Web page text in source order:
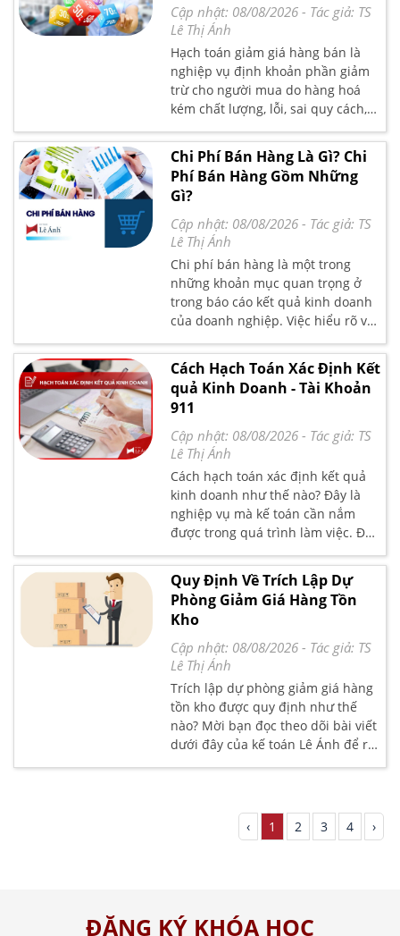
phiếu xuất kho và tổng hợp phiếu
xuất kho mới nhất
Cập nhật: 08/08/2026 - Tác giả: TS
Lê Thị Ánh
Hạch toán giảm giá hàng bán là
nghiệp vụ định khoản phần giảm
trừ cho người mua do hàng hoá
kém chất lượng, lỗi, sai quy cách,
không phù hợp với thị hiếu người
tiêu dùng,...Đây là một khoản làm
giảm trừ doanh thu của doanh
nghiệp và cuối mỗi kỳ kế toán sẽ
được chuyển sang tài khoản doanh
thu bán hàng để tính doanh thu
thuần trong kỳ kinh doanh. Vậy
hạch toán giảm giá hàng bán như
thế nào? Tài khoản nào phản ánh
nghiệp vụ này? Hãy cùng Kế Toán
Lê Ánh theo dõi chi tiết cách hạch
toán trong bài viết này nhé.
Chi Phí Bán Hàng Là Gì? Chi
Phí Bán Hàng Gồm Những
Gì?
Cập nhật: 08/08/2026 - Tác giả: TS
Lê Thị Ánh
Chi phí bán hàng là một trong
những khoản mục quan trọng ở
trong báo cáo kết quả kinh doanh
của doanh nghiệp. Việc hiểu rõ về
chi phí bán hàng giúp cho doanh
nghiệp tìm được biện pháp cải
thiện được hiệu quả sản xuất, kinh
doanh. Bài viết dưới đây Kế Toán
Lê Ánh sẽ làm rõ khái niệm chi phí
bán hàng là gì và trình bày các
thông tin có liên quan đến chi phí
bán hàng.
Cách Hạch Toán Xác Định Kết
quả Kinh Doanh - Tài Khoản
911
Cập nhật: 08/08/2026 - Tác giả: TS
Lê Thị Ánh
Cách hạch toán xác định kết quả
kinh doanh như thế nào? Đây là
nghiệp vụ mà kế toán cần nắm
được trong quá trình làm việc. Để
rõ hơn về cách hạch toán xác định
kết quả kinh doanh, mời bạn đọc
cùng kế toán Lê Ánh tìm hiểu trong
bài viết sau.
Quy Định Về Trích Lập Dự
Phòng Giảm Giá Hàng Tồn
Kho
Cập nhật: 08/08/2026 - Tác giả: TS
Lê Thị Ánh
Trích lập dự phòng giảm giá hàng
tồn kho được quy định như thế
nào? Mời bạn đọc theo dõi bài viết
dưới đây của kế toán Lê Ánh để rõ
hơn về trích lập dự phòng giảm giá
‹ 1 2 3 4 ›
ĐĂNG KÝ KHÓA HỌC